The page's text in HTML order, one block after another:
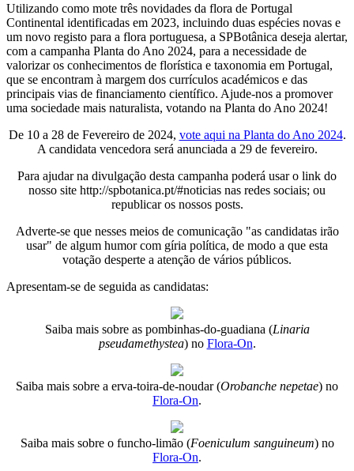
Utilizando como mote três novidades da flora de Portugal
Continental identificadas em 2023, incluindo duas espécies novas e
um novo registo para a flora portuguesa, a SPBotânica deseja alertar,
com a campanha Planta do Ano 2024, para a necessidade de
valorizar os conhecimentos de florística e taxonomia em Portugal,
que se encontram à margem dos currículos académicos e das
principais vias de financiamento científico. Ajude-nos a promover
uma sociedade mais naturalista, votando na Planta do Ano 2024!
De 10 a 28 de Fevereiro de 2024, vote aqui na Planta do Ano 2024.
A candidata vencedora será anunciada a 29 de fevereiro.
Para ajudar na divulgação desta campanha poderá usar o link do
nosso site http://spbotanica.pt/#noticias nas redes sociais; ou
republicar os nossos posts.
Adverte-se que nesses meios de comunicação "as candidatas irão
usar" de algum humor com gíria política, de modo a que esta
votação desperte a atenção de vários públicos.
Apresentam-se de seguida as candidatas:
Saiba mais sobre as pombinhas-do-guadiana (Linaria
pseudamethystea) no Flora-On.
Saiba mais sobre a erva-toira-de-noudar (Orobanche nepetae) no
Flora-On.
Saiba mais sobre o funcho-limão (Foeniculum sanguineum) no
Flora-On.